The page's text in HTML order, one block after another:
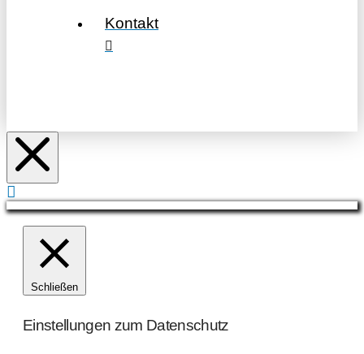
Kontakt
Schließen
Einstellungen zum Datenschutz